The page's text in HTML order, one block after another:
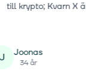
till krypto;
J Joonas